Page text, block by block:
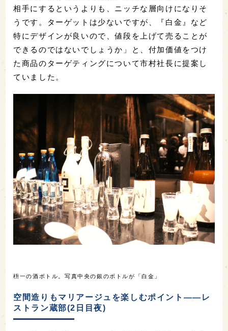
相手にするというよりも、ニッチな層向けになりそ
うです。ターゲットは少ないですが、『白金』など
特にデザインが良いので、値段を上げて売ることが
できるのではないでしょうか」と、付加価値をつけ
た商品のターゲティングについて市村社長に提案し
ていました。
枡一の酒ボトル。写真中央の銀のボトルが「白金」
空間造りもマリアージュを楽しむポイント――レ
ストラン蔵部(2日目夜)